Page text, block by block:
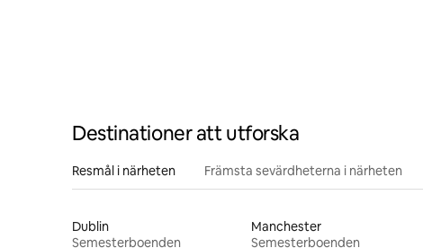
Destinationer att utforska
Resmål i närheten Främsta sevärdheterna i närheten
Dublin
Semesterboenden
Manchester
Semesterboenden